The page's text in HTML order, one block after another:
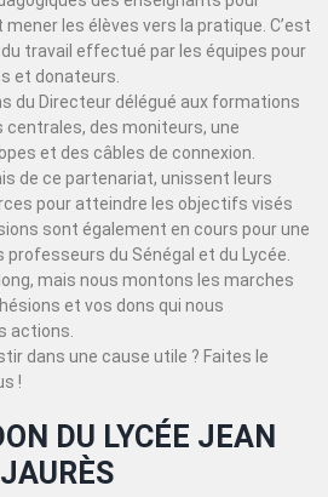
les élèves vers la pratique. C’est
travail effectué par les équipes pour
et donateurs.
du Directeur délégué aux formations
centrales, des moniteurs, une
et des câbles de connexion.
de ce partenariat, unissent leurs
pour atteindre les objectifs visés
sont également en cours pour une
du Sénégal et du Lycée.
mais nous montons les marches
et vos dons qui nous
actions.
dans une cause utile ? Faites le
!
DU LYCÉE JEAN
JAURÈS